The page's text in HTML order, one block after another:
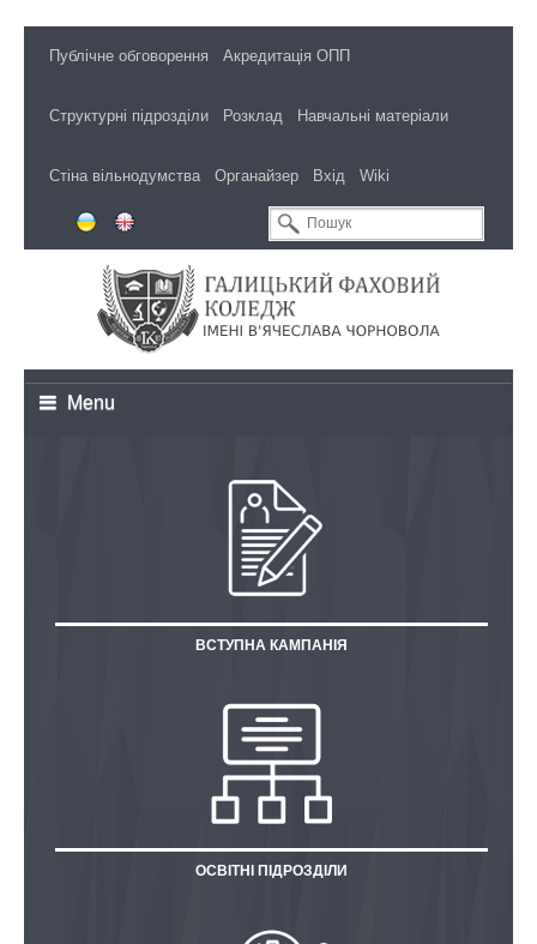
Публічне обговорення Акредитація ОПП
Структурні підрозділи Розклад Навчальні матеріали
Стіна вільнодумства Органайзер Вхід Wiki
Menu
ВСТУПНА КАМПАНІЯ
ОСВІТНІ ПІДРОЗДІЛИ